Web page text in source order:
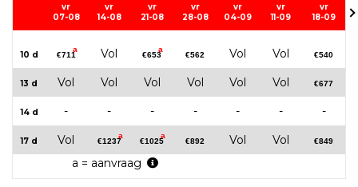
vr
07-08
vr
14-08
vr
21-08
vr
28-08
vr
04-09
vr
11-09
vr
18-09
10 d €711
a Vol €653
a
€562 Vol Vol €540
13 d Vol Vol Vol Vol Vol Vol €677
14 d - - - - - - -
17 d Vol €1237
a
€1025
a
€892 Vol Vol €849
a = aanvraag